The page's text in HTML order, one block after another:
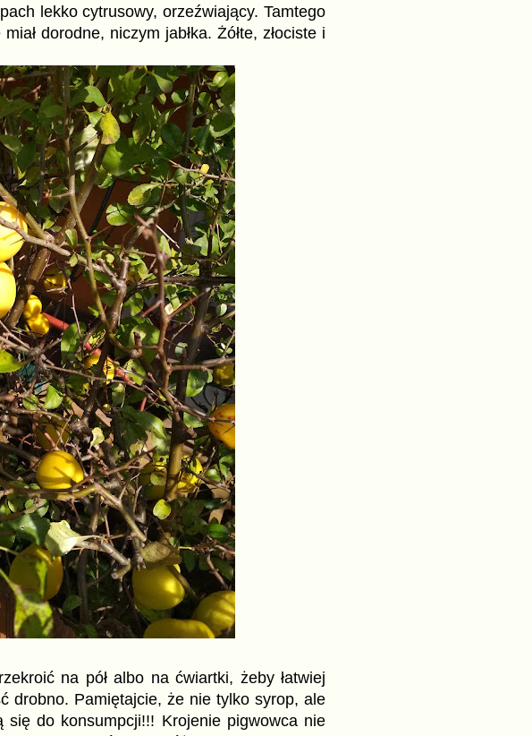
lekko cytrusowy, orzeźwiający. Tamtego
dorodne, niczym jabłka. Żółte, złociste i
na pół albo na ćwiartki, żeby łatwiej
drobno. Pamiętajcie, że nie tylko syrop, ale
do konsumpcji!!! Krojenie pigwowca nie